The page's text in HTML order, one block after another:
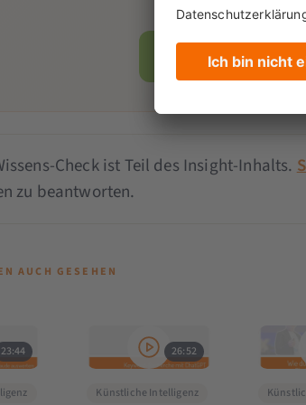
Jetzt Mitglied
Check ist Teil des Insight-Inhalts.
zu beantworten.
AUCH GESEHEN
23:44 26:52
Künstliche Intelligenz